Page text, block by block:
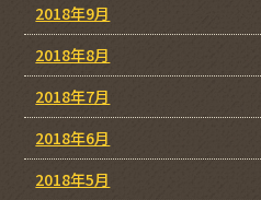
2018年9月
2018年8月
2018年7月
2018年6月
2018年5月